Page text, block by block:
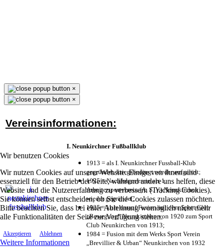
Wir benutzen Cookies
Wir nutzen Cookies auf unserer Website. Einige von ihnen sind
essenziell für den Betrieb der Seite, während andere uns helfen, diese
Website und die Nutzererfahrung zu verbessern (Tracking Cookies).
Sie können selbst entscheiden, ob Sie die Cookies zulassen möchten.
Bitte beachten Sie, dass bei einer Ablehnung womöglich nicht mehr
alle Funktionalitäten der Seite zur Verfügung stehen.
Akzeptieren Ablehnen
Weitere Informationen
×
×
Vereinsinformationen:
I. Neunkirchner Fußballklub
1913 = als I. Neunkirchner Fussball-Klub
gegründet, kriegsbedingt wieder aufgelöst;
1925 = Nachfolgeverein als 1.
Arbeitersportverein (A. S. V.) Neunkirchen
wieder gegründet;
1925 = kurz darauf Fusion mit dem Sport Club
„Bewegung“ Neunkirchen von 1920 zum Sport
Club Neunkirchen von 1913;
1984 = Fusion mit dem Werks Sport Verein
„Brevillier & Urban“ Neunkirchen von 1932